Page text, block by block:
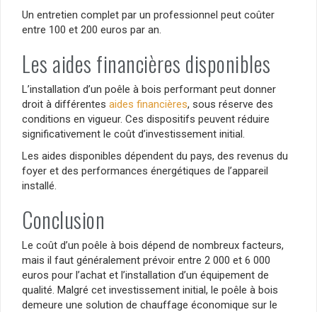
Un entretien complet par un professionnel peut coûter
entre 100 et 200 euros par an.
Les aides financières disponibles
L’installation d’un poêle à bois performant peut donner
droit à différentes aides financières, sous réserve des
conditions en vigueur. Ces dispositifs peuvent réduire
significativement le coût d’investissement initial.
Les aides disponibles dépendent du pays, des revenus du
foyer et des performances énergétiques de l’appareil
installé.
Conclusion
Le coût d’un poêle à bois dépend de nombreux facteurs,
mais il faut généralement prévoir entre 2 000 et 6 000
euros pour l’achat et l’installation d’un équipement de
qualité. Malgré cet investissement initial, le poêle à bois
demeure une solution de chauffage économique sur le